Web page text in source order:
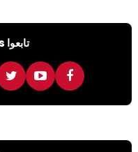
تابعوا Carino News